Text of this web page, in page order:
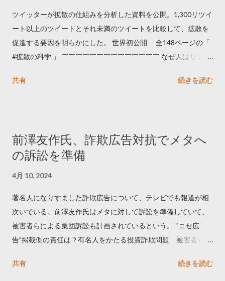
ツイッターが拡散の仕組みを分析した資料を公開。1,300リツイ
ート以上のツイートとそれ未満のツイートを比較して、拡散を
促進する要因を明らかにした。 世界初公開 全148ページの「
#拡散の科学 」 ￣￣￣￣￣￣￣￣￣￣￣￣￣￣ なぜ人はリツイ
学しました。 ー バズの目安は1300リツイート ー 人は16の熱量
トするのか？ https://marketing.twitter.com/ja/insights/kakusan
共有 続きを読む
前澤友作氏、詐欺広告対抗でメタへ
の訴訟を準備
4月 10, 2024
著名人になりすました詐欺広告について、テレビでも報道が相
次いでいる。前澤友作氏はメタに対して訴訟を準備していて、
被害者らによる集団訴訟も計画されているという。 “ニセ広
告”掲載側の責任は？有名人をかたる投資詐欺問題 被害者らが
https://newsdig.tbs.co.jp/articles/-/1091835 なぜなくならな
共有 続きを読む